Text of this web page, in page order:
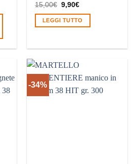
15,00€ Il
originale
era:
9,90€Il
attuale
è:
LEGGI TUTTO
-34%